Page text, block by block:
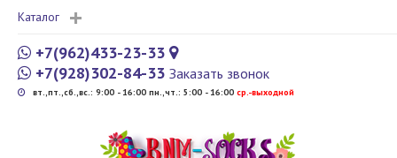
Каталог
+7(962)433-23-33
+7(928)302-84-33 Заказать звонок
вт.,пт.,сб.,вс.: 9:00 - 16:00 пн.,чт.: 5:00 - 16:00 cр.-выходной